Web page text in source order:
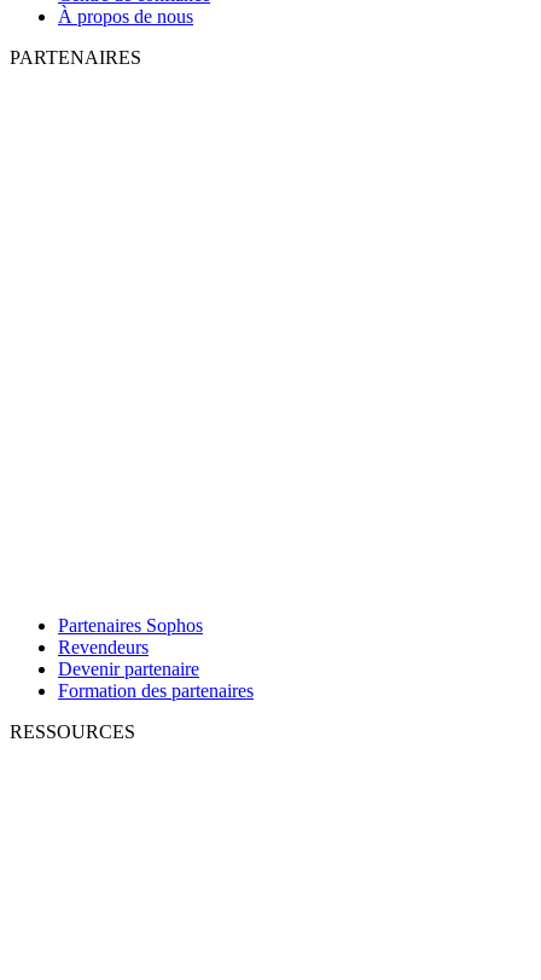
À propos de nous
PARTENAIRES
Partenaires Sophos
Revendeurs
Devenir partenaire
Formation des partenaires
RESSOURCES